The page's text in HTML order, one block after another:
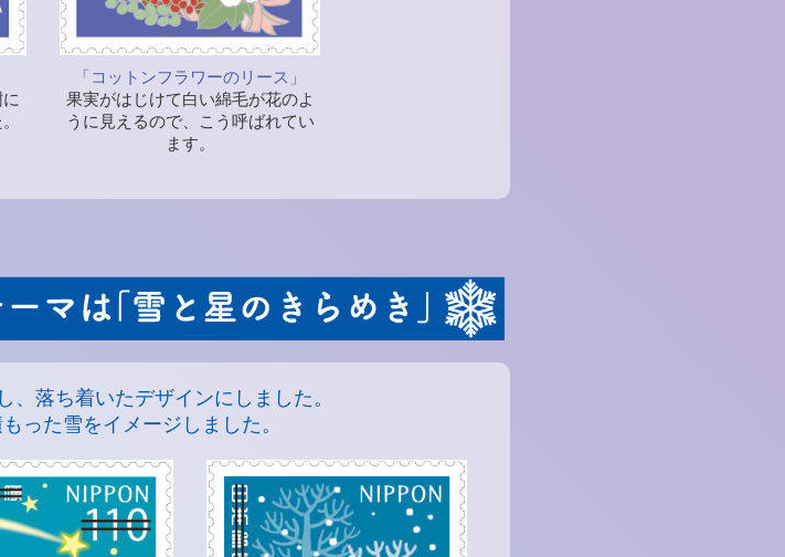
「コットンフラワーのリース」
果実がはじけて白い綿毛が花のよ
うに見えるので、こう呼ばれてい
ます。
落ち着いたデザインにしました。
った雪をイメージしました。